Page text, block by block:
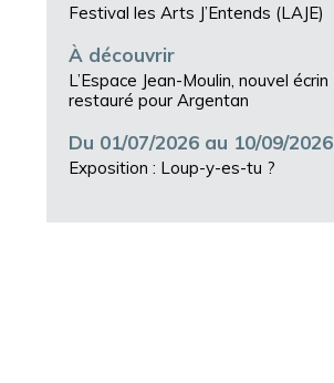
Festival les Arts J’Entends (LAJE)
À découvrir
L’Espace Jean-Moulin, nouvel écrin
restauré pour Argentan
Du 01/07/2026 au 10/09/2026
Exposition : Loup-y-es-tu ?